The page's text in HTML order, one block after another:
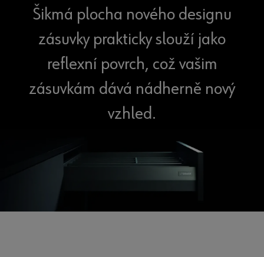
Šikmá plocha nového designu
zásuvky prakticky slouží jako
reflexní povrch, což vašim
zásuvkám dává nádherně nový
vzhled.